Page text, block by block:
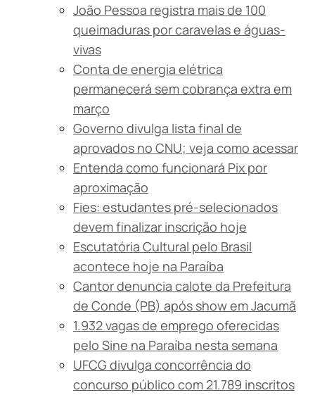
João Pessoa registra mais de 100
queimaduras por caravelas e águas-
vivas
Conta de energia elétrica
permanecerá sem cobrança extra em
março
Governo divulga lista final de
aprovados no CNU; veja como acessar
Entenda como funcionará Pix por
aproximação
Fies: estudantes pré-selecionados
devem finalizar inscrição hoje
Escutatória Cultural pelo Brasil
acontece hoje na Paraíba
Cantor denuncia calote da Prefeitura
de Conde (PB) após show em Jacumã
1.932 vagas de emprego oferecidas
pelo Sine na Paraíba nesta semana
UFCG divulga concorrência do
concurso público com 21.789 inscritos